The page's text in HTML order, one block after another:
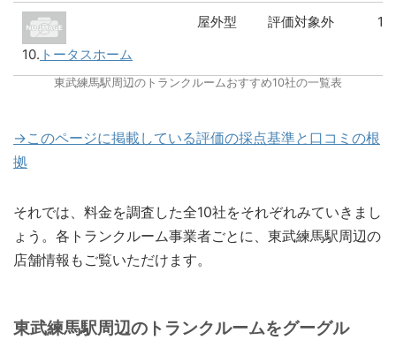
10. トータスホーム
屋外型 評価対象外 1
東武練馬駅周辺のトランクルームおすすめ10社の一覧表
→このページに掲載している評価の採点基準と口コミの根
拠
それでは、料金を調査した全10社をそれぞれみていきまし
ょう。各トランクルーム事業者ごとに、東武練馬駅周辺の
店舗情報もご覧いただけます。
東武練馬駅周辺のトランクルームをグーグル